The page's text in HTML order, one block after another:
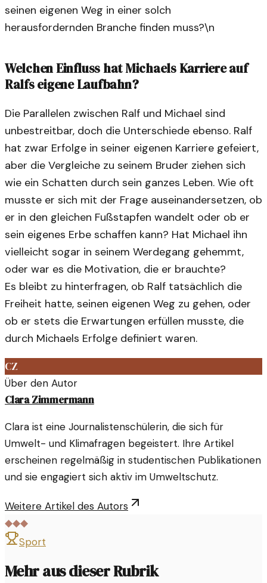
seinen eigenen Weg in einer solch
herausfordernden Branche finden muss?\n
Welchen Einfluss hat Michaels Karriere auf
Ralfs eigene Laufbahn?
Die Parallelen zwischen Ralf und Michael sind
unbestreitbar, doch die Unterschiede ebenso. Ralf
hat zwar Erfolge in seiner eigenen Karriere gefeiert,
aber die Vergleiche zu seinem Bruder ziehen sich
wie ein Schatten durch sein ganzes Leben. Wie oft
musste er sich mit der Frage auseinandersetzen, ob
er in den gleichen Fußstapfen wandelt oder ob er
sein eigenes Erbe schaffen kann? Hat Michael ihn
vielleicht sogar in seinem Werdegang gehemmt,
oder war es die Motivation, die er brauchte?
Es bleibt zu hinterfragen, ob Ralf tatsächlich die
Freiheit hatte, seinen eigenen Weg zu gehen, oder
ob er stets die Erwartungen erfüllen musste, die
durch Michaels Erfolge definiert waren.
CZ
Über den Autor
Clara Zimmermann
Clara ist eine Journalistenschülerin, die sich für
Umwelt- und Klimafragen begeistert. Ihre Artikel
erscheinen regelmäßig in studentischen Publikationen
und sie engagiert sich aktiv im Umweltschutz.
Weitere Artikel des Autors
◆◆◆
Sport
Mehr aus dieser Rubrik